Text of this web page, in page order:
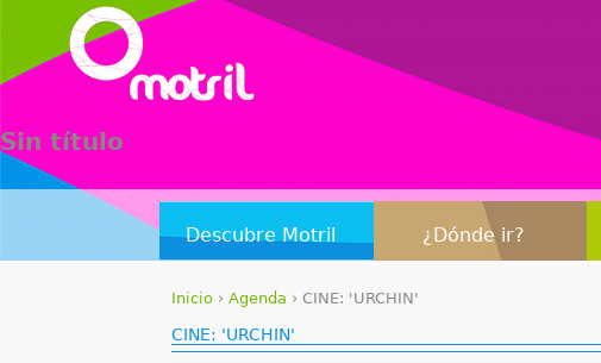
Sin título
Descubre Motril ¿Dónde ir?
S
Inicio ›Agenda ›CINE: 'URCHIN'
CINE: 'URCHIN'